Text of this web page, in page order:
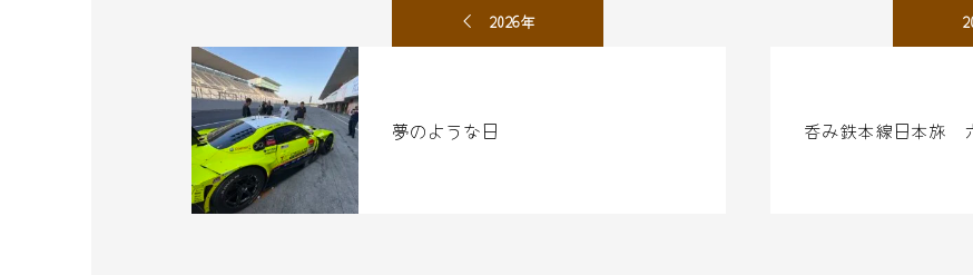
2026年
夢のような日 呑み鉄本線日本旅